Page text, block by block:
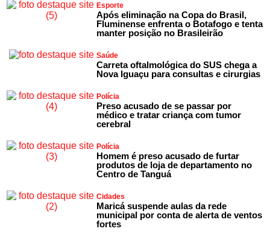
Esporte
Após eliminação na Copa do Brasil,
Fluminense enfrenta o Botafogo e tenta
manter posição no Brasileirão
Saúde
Carreta oftalmológica do SUS chega a
Nova Iguaçu para consultas e cirurgias
Polícia
Preso acusado de se passar por
médico e tratar criança com tumor
cerebral
Polícia
Homem é preso acusado de furtar
produtos de loja de departamento no
Centro de Tanguá
Cidades
Maricá suspende aulas da rede
municipal por conta de alerta de ventos
fortes